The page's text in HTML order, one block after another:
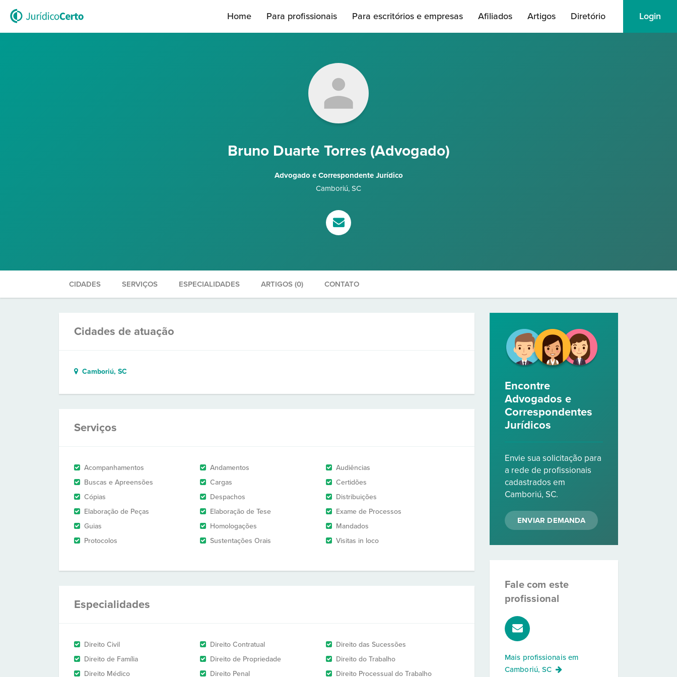
Home Para profissionais Para escritórios e empresas Afiliados Artigos Diretório Login
Bruno Duarte Torres (Advogado)
Advogado e Correspondente Jurídico
Camboriú, SC
CIDADES SERVIÇOS ESPECIALIDADES ARTIGOS (0) CONTATO
Cidades de atuação
Camboriú, SC
Serviços
Acompanhamentos Andamentos
Audiências
Buscas e Apreensões
Cargas
Certidões
Cópias
Despachos
Distribuições
Elaboração de Peças
Elaboração de Tese
Exame de Processos
Guias
Homologações
Mandados
Protocolos
Sustentações Orais Visitas in loco
Especialidades
Direito Civil Direito Contratual
Direito das Sucessões
Direito de Família
Direito de Propriedade
Direito do Trabalho
Direito Médico
Direito Penal
Direito Processual do Trabalho
Encontre
Advogados e
Correspondentes
Jurídicos
Envie sua solicitação para
a rede de profissionais
cadastrados em
Camboriú, SC.
ENVIAR DEMANDA
Fale com este
profissional
Mais profissionais em
Camboriú, SC